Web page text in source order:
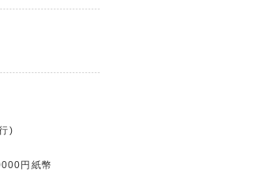
)
円紙幣